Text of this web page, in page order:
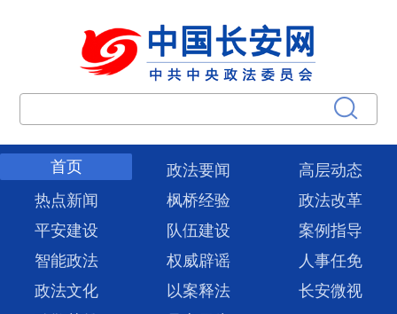
首页 政法要闻
高层动态
热点新闻
枫桥经验
政法改革
平安建设
队伍建设
案例指导
智能政法
权威辟谣
人事任免
政法文化
以案释法
长安微视